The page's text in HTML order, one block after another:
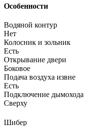
Особенности
Водяной контур
Нет
Колосник и зольник
Есть
Открывание двери
Боковое
Подача воздуха извне
Есть
Подключение дымохода
Сверху
Шибер